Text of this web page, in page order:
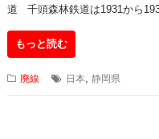
道 千頭森林鉄道は1931から
もっと読む
廃線 日本,静岡県